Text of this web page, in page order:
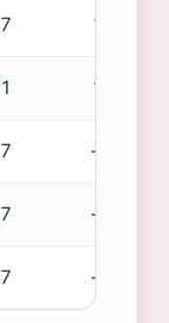
15-12-4
13-12-6
–
–
–